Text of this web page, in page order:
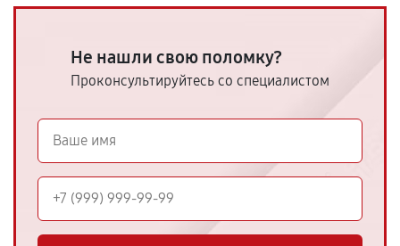
Не нашли свою поломку?
Проконсультируйтесь со специалистом